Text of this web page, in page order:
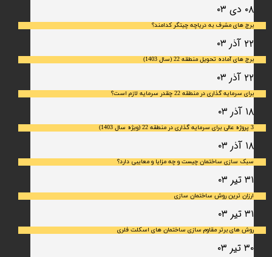
۰۸ دی ۰۳
برج های مشرف به دریاچه چیتگر کدامند؟
۲۲ آذر ۰۳
برج های آماده تحویل منطقه 22 (سال 1403)
۲۲ آذر ۰۳
برای سرمایه‌ گذاری در منطقه 22 چقدر سرمایه لازم است؟
۱۸ آذر ۰۳
3 پروژه عالی برای سرمایه گذاری در منطقه 22 (ویژه سال 1403)
۱۸ آذر ۰۳
سبک سازی ساختمان چیست و چه مزایا و معایبی دارد؟
۳۱ تیر ۰۳
ارزان ترین روش ساختمان سازی
۳۱ تیر ۰۳
روش های برتر مقاوم سازی ساختمان های اسکلت فلری
۳۰ تیر ۰۳